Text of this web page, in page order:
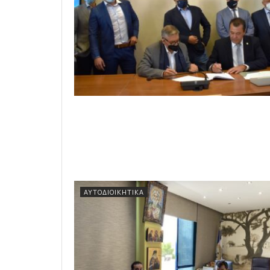
ΑΥΤΟΔΙΟΙΚΗΤΙΚΆ